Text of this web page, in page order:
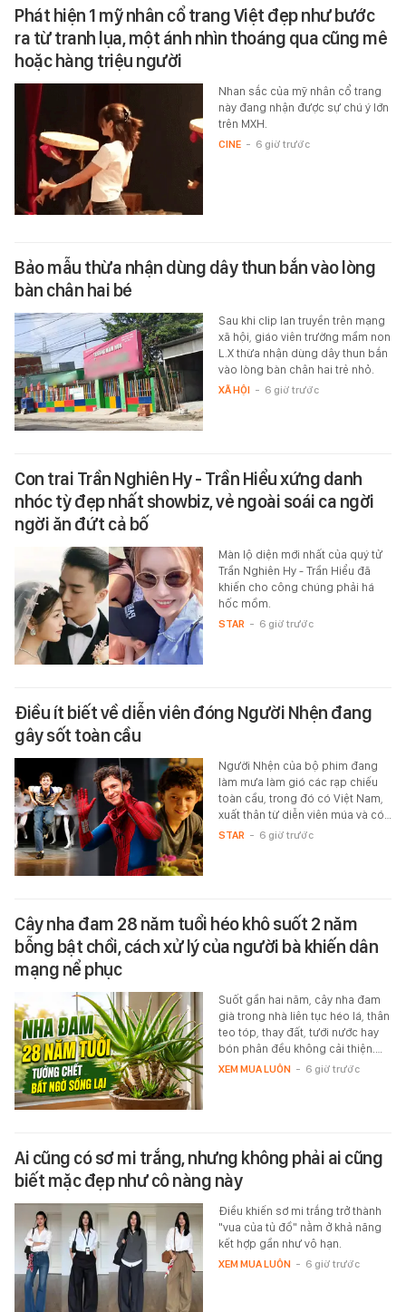
Phát hiện 1 mỹ nhân cổ trang Việt đẹp như bước
ra từ tranh lụa, một ánh nhìn thoáng qua cũng mê
hoặc hàng triệu người
Nhan sắc của mỹ nhân cổ trang
này đang nhận được sự chú ý lớn
trên MXH.
CINE - 6 giờ trước
Bảo mẫu thừa nhận dùng dây thun bắn vào lòng
bàn chân hai bé
Sau khi clip lan truyền trên mạng
xã hội, giáo viên trường mầm non
L.X thừa nhận dùng dây thun bắn
vào lòng bàn chân hai trẻ nhỏ.
XÃ HỘI - 6 giờ trước
Con trai Trần Nghiên Hy - Trần Hiểu xứng danh
nhóc tỳ đẹp nhất showbiz, vẻ ngoài soái ca ngời
ngời ăn đứt cả bố
Màn lộ diện mới nhất của quý tử
Trần Nghiên Hy - Trần Hiểu đã
khiến cho công chúng phải há
hốc mồm.
STAR - 6 giờ trước
Điều ít biết về diễn viên đóng Người Nhện đang
gây sốt toàn cầu
Người Nhện của bộ phim đang
làm mưa làm gió các rạp chiếu
toàn cầu, trong đó có Việt Nam,
xuất thân từ diễn viên múa và có…
STAR - 6 giờ trước
Cây nha đam 28 năm tuổi héo khô suốt 2 năm
bỗng bật chồi, cách xử lý của người bà khiến dân
mạng nể phục
Suốt gần hai năm, cây nha đam
già trong nhà liên tục héo lá, thân
teo tóp, thay đất, tưới nước hay
bón phân đều không cải thiện.…
XEM MUA LUÔN - 6 giờ trước
Ai cũng có sơ mi trắng, nhưng không phải ai cũng
biết mặc đẹp như cô nàng này
Điều khiến sơ mi trắng trở thành
"vua của tủ đồ" nằm ở khả năng
kết hợp gần như vô hạn.
XEM MUA LUÔN - 6 giờ trước